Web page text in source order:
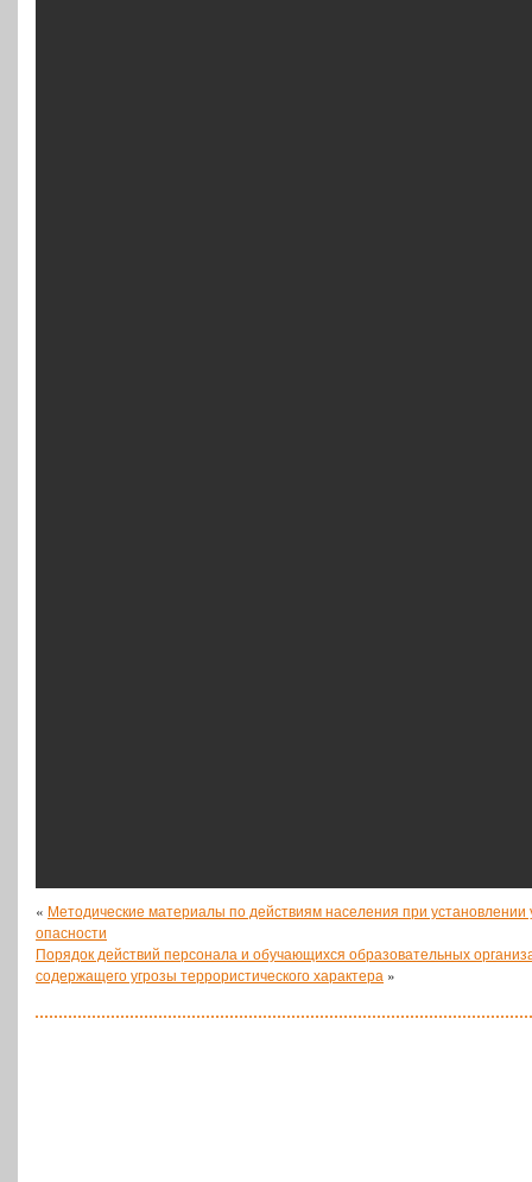
« Методические материалы по действиям населения при установлении
опасности
Порядок действий персонала и обучающихся образовательных
содержащего угрозы террористического характера »